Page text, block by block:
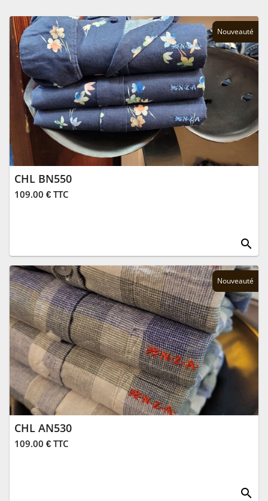
Nouveauté
CHL BN550
109.00 € TTC
search
Nouveauté
CHL AN530
109.00 € TTC
search